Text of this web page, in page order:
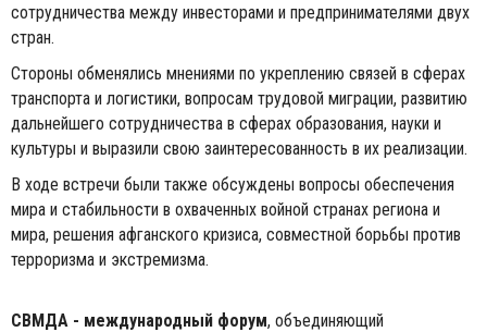
сотрудничества между инвесторами и предпринимателями двух
стран.
Стороны обменялись мнениями по укреплению связей в сферах
транспорта и логистики, вопросам трудовой миграции, развитию
дальнейшего сотрудничества в сферах образования, науки и
культуры и выразили свою заинтересованность в их реализации.
В ходе встречи были также обсуждены вопросы обеспечения
мира и стабильности в охваченных войной странах региона и
мира, решения афганского кризиса, совместной борьбы против
терроризма и экстремизма.
СВМДА - международный форум, объединяющий